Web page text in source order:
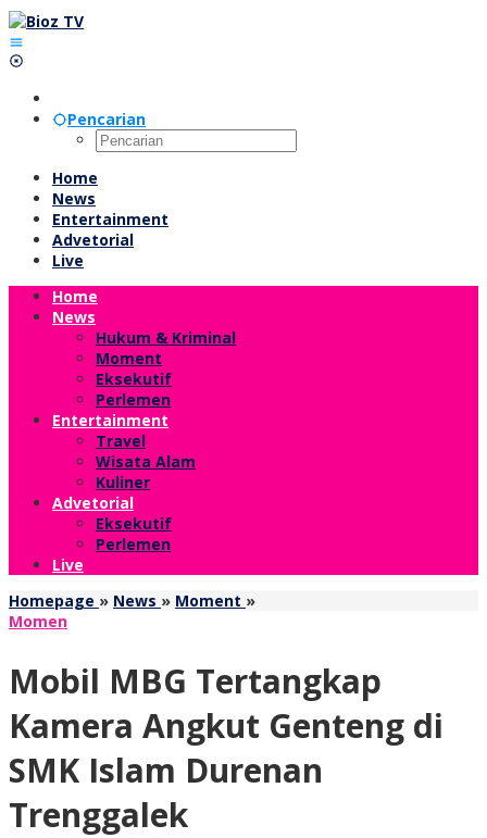
Lewati
ke
konten
Pencarian
Home
News
Entertainment
Advetorial
Live
Home
News
Hukum & Kriminal
Moment
Eksekutif
Perlemen
Entertainment
Travel
Wisata Alam
Kuliner
Advetorial
Eksekutif
Perlemen
Live
Homepage » News » Moment »Mobil
Angkut
Genteng
di
SMK
Islam
Durenan
Momen
Mobil MBG Tertangkap
Kamera Angkut Genteng di
SMK Islam Durenan
Trenggalek